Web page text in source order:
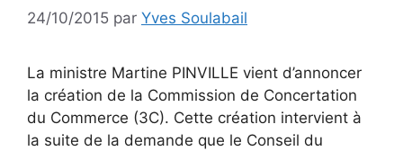
24/10/2015 par Yves Soulabail
La ministre Martine PINVILLE vient d’annoncer
la création de la Commission de Concertation
du Commerce (3C). Cette création intervient à
la suite de la demande que le Conseil du